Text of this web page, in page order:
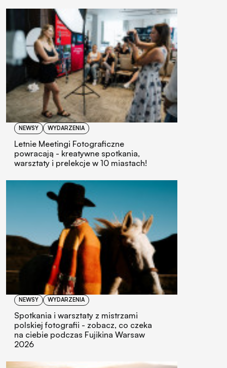
NEWSY WYDARZENIA
Letnie Meetingi Fotograficzne
powracają - kreatywne spotkania,
warsztaty i prelekcje w 10 miastach!
NEWSY WYDARZENIA
Spotkania i warsztaty z mistrzami
polskiej fotografii - zobacz, co czeka
na ciebie podczas Fujikina Warsaw
2026